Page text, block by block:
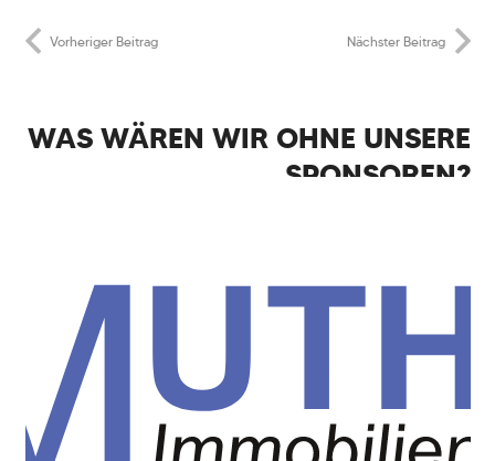
Vorheriger Beitrag Nächster Beitrag
WAS WÄREN WIR OHNE UNSERE
SPONSOREN?